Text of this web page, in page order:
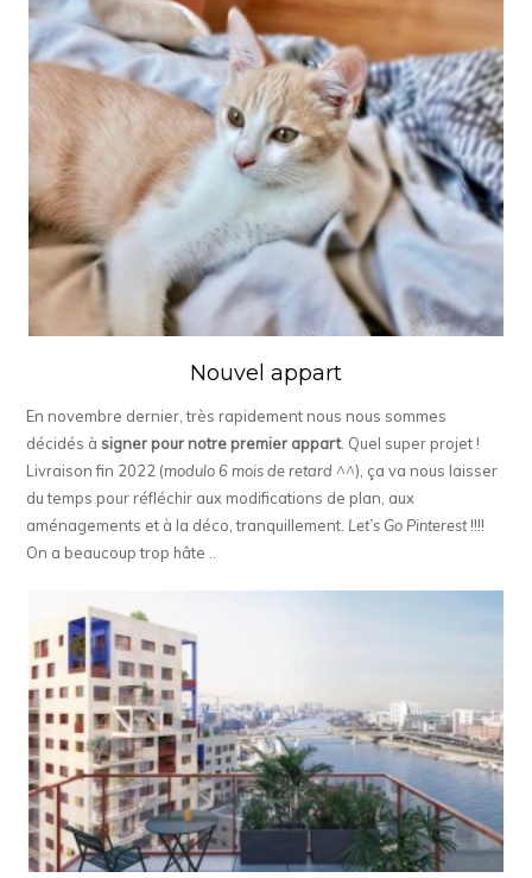
Nouvel appart
En novembre dernier, très rapidement nous nous sommes
décidés àsigner pour notre premier appart. Quel super projet !
Livraison fin 2022 (modulo 6 mois de retard ^^), ça va nous laisser
du temps pour réfléchir aux modifications de plan, aux
aménagements et à la déco, tranquillement. Let’s Go Pinterest!!!!
On a beaucoup trop hâte ..